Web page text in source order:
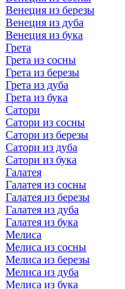
Венеция из березы
Венеция из дуба
Венеция из бука
Грета
Грета из сосны
Грета из березы
Грета из дуба
Грета из бука
Сатори
Сатори из сосны
Сатори из березы
Сатори из дуба
Сатори из бука
Галатея
Галатея из сосны
Галатея из березы
Галатея из дуба
Галатея из бука
Мелиса
Мелиса из сосны
Мелиса из березы
Мелиса из дуба
Мелиса из бука